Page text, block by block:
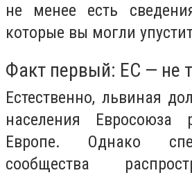
не менее есть
которые вы могли
Факт первый: ЕС — не
Естественно, львиная
населения Евросоюза
Европе. Однако
сообщества